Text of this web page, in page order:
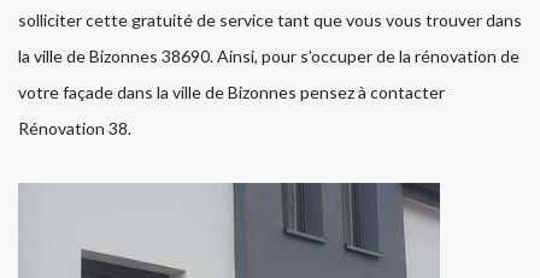
solliciter cette gratuité de service tant que vous vous trouver dans
la ville de Bizonnes 38690. Ainsi, pour s’occuper de la rénovation de
votre façade dans la ville de Bizonnes pensez à contacter
Rénovation 38.